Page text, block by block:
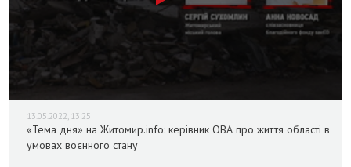
13.05.2022, 13:25
«Тема дня» на Житомир.info: керівник ОВА про життя області в
умовах воєнного стану